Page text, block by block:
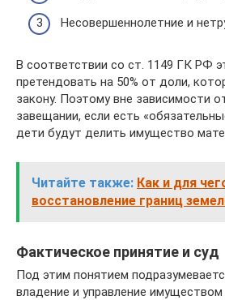
Несовершеннолетние и
В соответствии со ст. 1149 ГК РФ
претендовать на 50% от доли,
закону. Поэтому вне зависимости
завещании, если есть
дети будут делить имущество
Читайте также: Как и для
восстановление границ
Фактическое принятие и суд
Под этим понятием
владение и управление имуществом